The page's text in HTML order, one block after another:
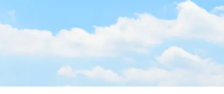
プロフィール
お客様の声
コンテンツ